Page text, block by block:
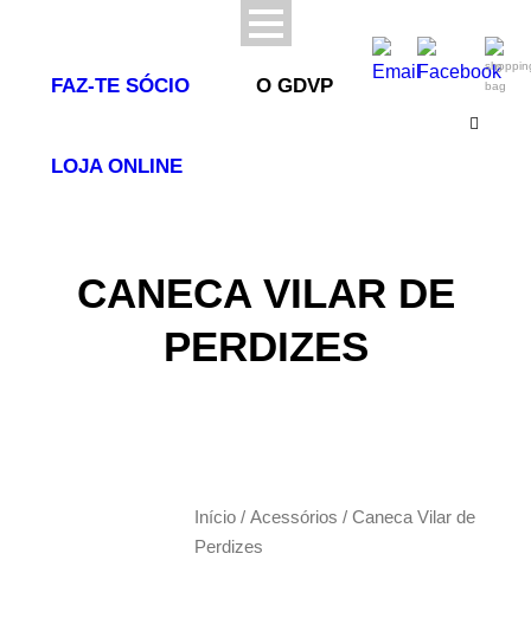
0
FAZ-TE SÓCIO O GDVP
LOJA ONLINE
CANECA VILAR DE
PERDIZES
Início /Acessórios / Caneca Vilar de
Perdizes